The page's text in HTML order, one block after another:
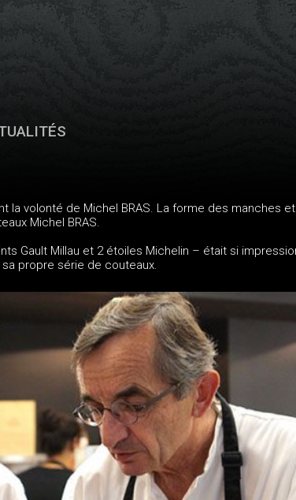
la volonté de Michel BRAS. La forme des manches
Michel BRAS.
Gault Millau et 2 étoiles Michelin – était si
sa propre série de couteaux.